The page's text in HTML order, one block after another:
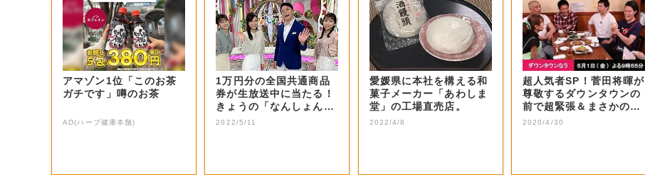
アマゾン1位「このお茶
ガチです」噂のお茶
AD(ハーブ健康本舗)
1万円分の全国共通商品
券が生放送中に当たる！
きょうの「なんしょん？
生電話クイズ」...
2022/5/11
愛媛県に本社を構える和
菓子メーカー「あわしま
堂」の工場直売店。
2022/4/8
超人気者SP！菅田将暉が
尊敬するダウンタウンの
前で超緊張＆まさかの大
号泣！思いを...
2020/4/30